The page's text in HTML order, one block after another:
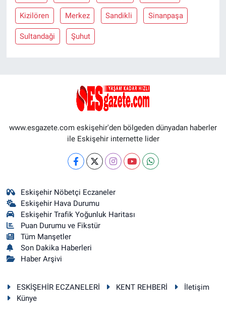
Kizilören Merkez Sandikli Sinanpaşa
Sultandaği Şuhut
www.esgazete.com eskişehir'den bölgeden dünyadan haberler
ile Eskişehir internette lider
Eskişehir Nöbetçi Eczaneler
Eskişehir Hava Durumu
Eskişehir Trafik Yoğunluk Haritası
Puan Durumu ve Fikstür
Tüm Manşetler
Son Dakika Haberleri
Haber Arşivi
ESKİŞEHİR ECZANELERİ KENT REHBERİ
İletişim
Künye